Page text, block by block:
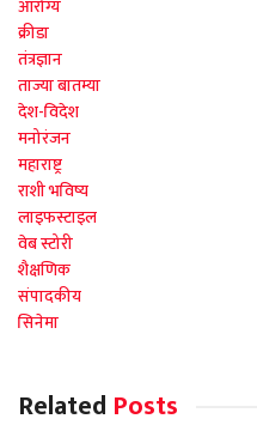
आरोग्य
क्रीडा
तंत्रज्ञान
ताज्या बातम्या
देश-विदेश
मनोरंजन
महाराष्ट्र
राशी भविष्य
लाइफस्टाइल
वेब स्टोरी
शैक्षणिक
संपादकीय
सिनेमा
Related Posts